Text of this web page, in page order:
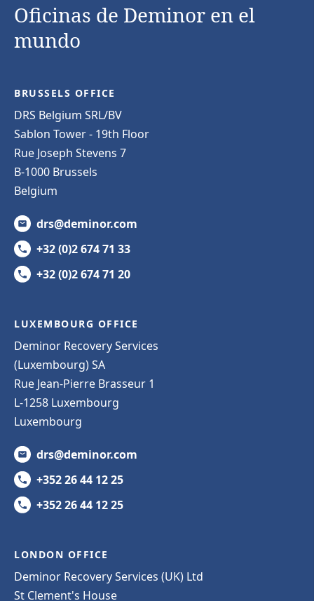
Oficinas de Deminor en el
mundo
BRUSSELS OFFICE
DRS Belgium SRL/BV
Sablon Tower - 19th Floor
Rue Joseph Stevens 7
B-1000 Brussels
Belgium
drs@deminor.com
+32 (0)2 674 71 33
+32 (0)2 674 71 20
LUXEMBOURG OFFICE
Deminor Recovery Services
(Luxembourg) SA
Rue Jean-Pierre Brasseur 1
L-1258 Luxembourg
Luxembourg
drs@deminor.com
+352 26 44 12 25
+352 26 44 12 25
LONDON OFFICE
Deminor Recovery Services (UK) Ltd
St Clement's House